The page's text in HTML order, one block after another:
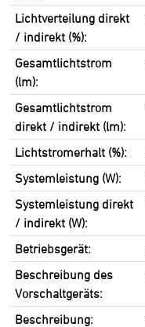
Lichtverteilung direkt
/ indirekt (%):
Gesamtlichtstrom
(lm):
Gesamtlichtstrom
direkt / indirekt (lm):
Lichtstromerhalt (%):
Systemleistung (W):
Systemleistung direkt
/ indirekt (W):
Betriebsgerät:
Beschreibung des
Vorschaltgeräts:
Beschreibung: